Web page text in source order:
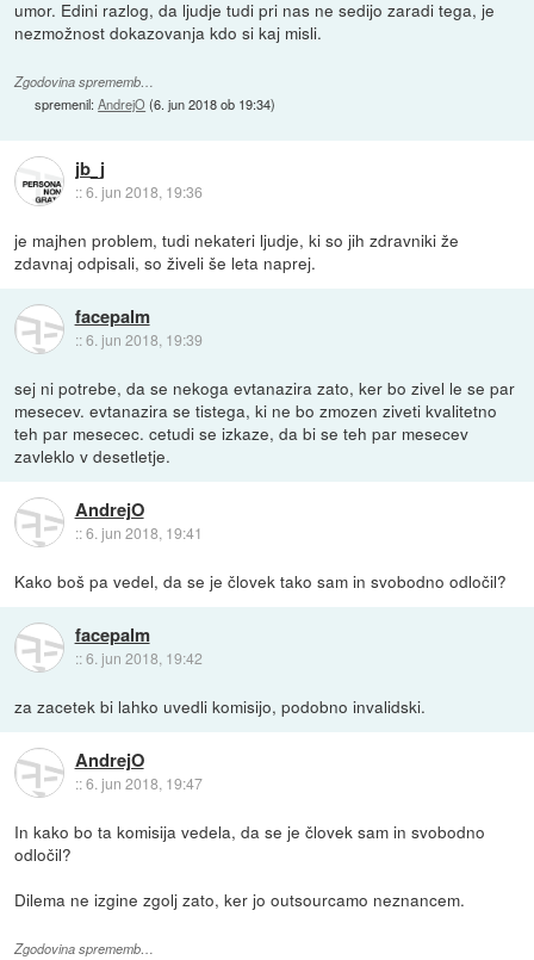
umor. Edini razlog, da ljudje tudi pri nas ne sedijo zaradi tega, je
nezmožnost dokazovanja kdo si kaj misli.
Zgodovina sprememb…
spremenil:AndrejO(6. jun 2018 ob 19:34)
jb_j
::6. jun 2018, 19:36
je majhen problem, tudi nekateri ljudje, ki so jih zdravniki že
zdavnaj odpisali, so živeli še leta naprej.
facepalm
::6. jun 2018, 19:39
sej ni potrebe, da se nekoga evtanazira zato, ker bo zivel le se par
mesecev. evtanazira se tistega, ki ne bo zmozen ziveti kvalitetno
teh par mesecec. cetudi se izkaze, da bi se teh par mesecev
zavleklo v desetletje.
AndrejO
::6. jun 2018, 19:41
Kako boš pa vedel, da se je človek tako sam in svobodno odločil?
facepalm
::6. jun 2018, 19:42
za zacetek bi lahko uvedli komisijo, podobno invalidski.
AndrejO
::6. jun 2018, 19:47
In kako bo ta komisija vedela, da se je človek sam in svobodno
odločil?
Dilema ne izgine zgolj zato, ker jo outsourcamo neznancem.
Zgodovina sprememb…